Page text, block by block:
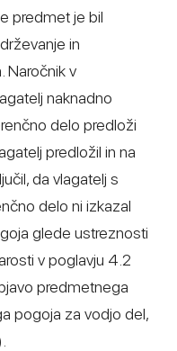
predmet je bil
in
Naročnik v
naknadno
delo predloži
predložil in na
da vlagatelj s
delo ni izkazal
glede ustreznosti
v poglavju 4.2
predmetnega
pogoja za vodjo del,